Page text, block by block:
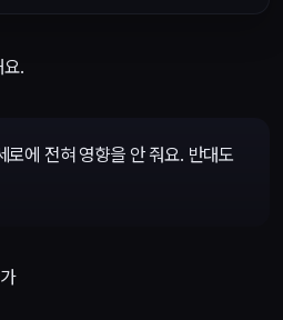
요.
로에 전혀 영향을 안 줘요. 반대도